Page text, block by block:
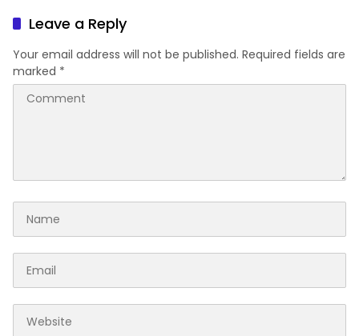
Leave a Reply
Your email address will not be published. Required fields are
marked *